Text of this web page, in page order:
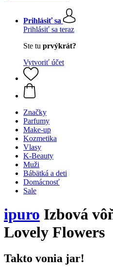
Prihlásiť sa
Prihlásiť sa teraz
Ste tu prvýkrát?
Vytvoriť účet
Značky
Parfumy
Make-up
Kozmetika
Vlasy
K-Beauty
Muži
Bábätká a deti
Domácnosť
Sale
ipuro Izbová
Lovely Flowers
Takto vonia jar!